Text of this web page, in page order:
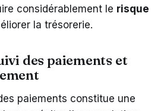
considérablement le risque
la trésorerie.
des paiements et
paiements constitue une